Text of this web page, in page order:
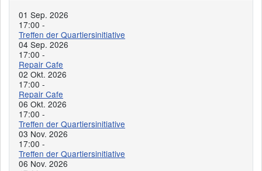
01 Sep. 2026
17:00 -
Treffen der Quartiersinitiative
04 Sep. 2026
17:00 -
Repair Cafe
02 Okt. 2026
17:00 -
Repair Cafe
06 Okt. 2026
17:00 -
Treffen der Quartiersinitiative
03 Nov. 2026
17:00 -
Treffen der Quartiersinitiative
06 Nov. 2026